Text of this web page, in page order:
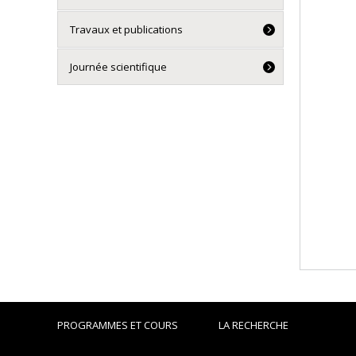
Travaux et publications
Journée scientifique
PROGRAMMES ET COURS LA RECHERCHE